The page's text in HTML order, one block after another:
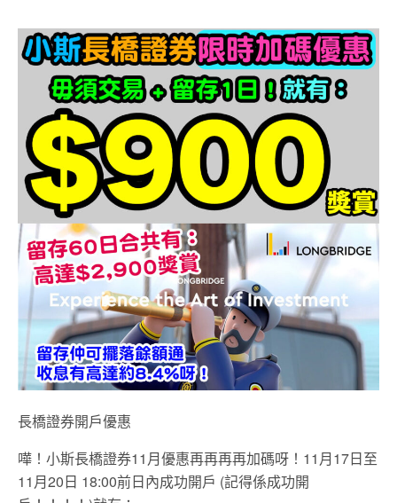
長橋證券開戶優惠
嘩！小斯長橋證券11月優惠再再再再加碼呀！11月17日至
11月20日 18:00前日內成功開戶 (記得係成功開